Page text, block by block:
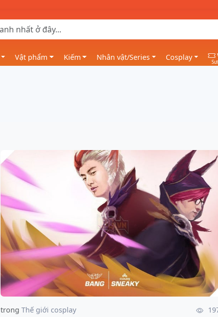
Vật phẩm Kiếm Nhân vật/Series Cosplay
trongThế giới cosplay